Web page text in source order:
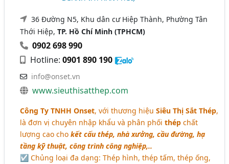
36 Đường N5, Khu dân cư Hiệp Thành, Phường Tân
Thới Hiệp,TP. Hồ Chí Minh (TPHCM)
0902 698 990
Hotline:0901 890 190
info@onset.vn
www.sieuthisatthep.com
Công Ty TNHH Onset, với thương hiệuSiêu Thị Sắt Thép,
là đơn vị chuyên nhập khẩu và phân phốithép chất
lượng cao chokết cấu thép, nhà xưởng, cầu đường, hạ
tầng kỹ thuật, công trình công nghiệp,..
☑ Chủng loại đa dạng: Thép hình, thép tấm, thép ống,